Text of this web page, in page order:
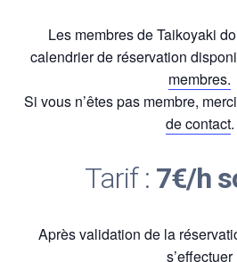
Les membres de Taikoyaki
calendrier de réservation
membres.
Si vous n’êtes pas membre,
de contact.
Tarif : 7€/h
Après validation de la
s’effectuer